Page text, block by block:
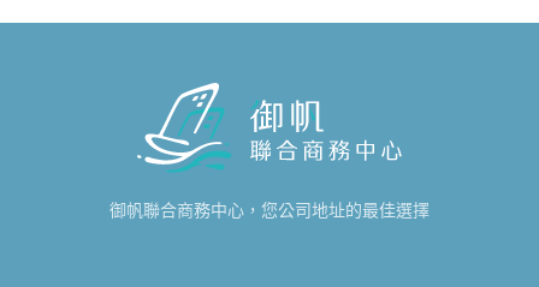
御帆聯合商務中心，您公司地址的最佳選擇